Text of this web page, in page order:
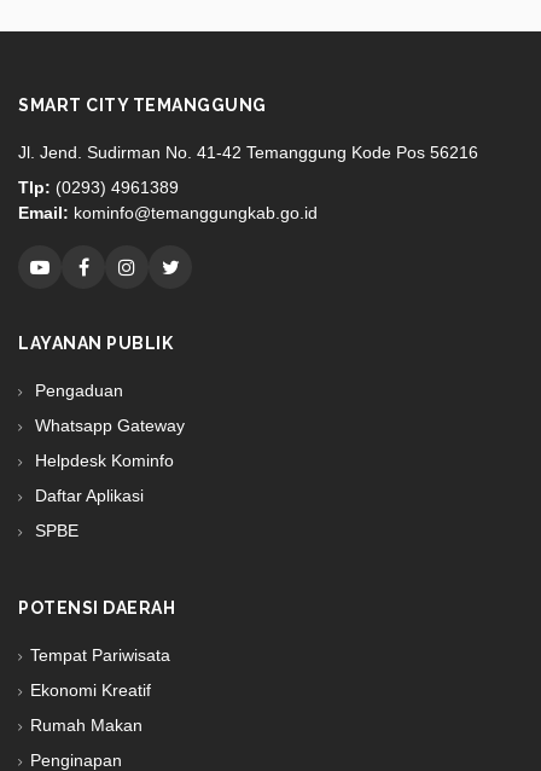
SMART CITY TEMANGGUNG
Jl. Jend. Sudirman No. 41-42 Temanggung Kode Pos 56216
Tlp: (0293) 4961389
Email: kominfo@temanggungkab.go.id
LAYANAN PUBLIK
Pengaduan
Whatsapp Gateway
Helpdesk Kominfo
Daftar Aplikasi
SPBE
POTENSI DAERAH
Tempat Pariwisata
Ekonomi Kreatif
Rumah Makan
Penginapan